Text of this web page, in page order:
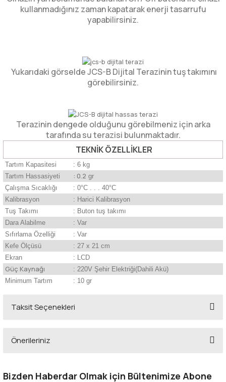
kullanmadığınız zaman kapatarak enerji tasarrufu
yapabilirsiniz.
Yukarıdaki görselde JCS-B Dijital Terazinin tuş takımını
görebilirsiniz.
Terazinin dengede olduğunu görebilmeniz için arka
tarafında su terazisi bulunmaktadır.
TEKNİK ÖZELLİKLER
Tartım Kapasitesi
: 6 kg
Tartım Hassasiyeti
: 0.2 gr
Çalışma Sıcaklığı
: 0°C . . . 40°C
Kalibrasyon
: Harici Kalibrasyon
Tuş Takımı
: Buton tuş takımı
Dara Alabilme
: Var
Sıfırlama Özelliği
: Var
Kefe Ölçüsü
: 27 x 21 cm
Ekran
: LCD
Güç Kaynağı
: 220V Şehir Elektriği(Dahili Akü)
Minimum Tartım
: 10 gr
Taksit Seçenekleri
Önerileriniz
yetersiz gördüğünüz noktaları öneri formunu kullanarak tarafımıza
Bizden Haberdar Olmak için Bültenimize Abone